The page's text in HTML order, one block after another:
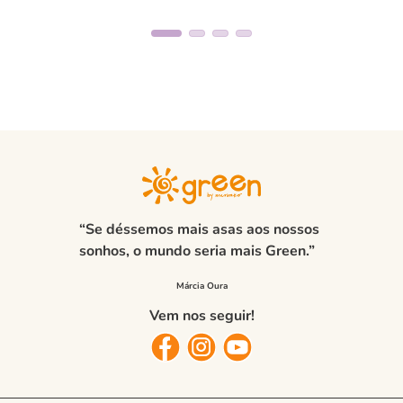
“Se déssemos mais asas aos nossos
sonhos, o mundo seria mais Green.”
Vem nos seguir!